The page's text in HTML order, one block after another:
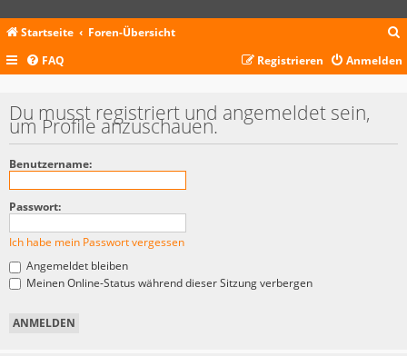
Startseite Foren-Übersicht
c
FAQ Anmelden
Registrieren
Du musst registriert und angemeldet sein,
um Profile anzuschauen.
Benutzername:
Passwort:
Ich habe mein Passwort vergessen
Angemeldet bleiben
Meinen Online-Status während dieser Sitzung verbergen